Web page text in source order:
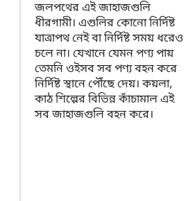
জলপথের এই জাহাজগুলি
ধীরগামী। এগুলির কোনো নির্দিষ্ট
যাত্রাপথ নেই বা নির্দিষ্ট সময় ধরেও
চলে না। যেখানে যেমন পণ্য পায়
তেমনি ওইসব সব পণ্য বহন করে
নির্দিষ্ট স্থানে পৌঁছে দেয়। কয়লা,
কাঠ শিল্পের বিভিন্ন কাঁচামাল এই
সব জাহাজগুলি বহন করে।